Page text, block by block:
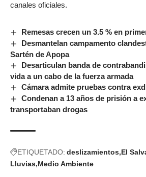
canales oficiales.
Remesas crecen un 3.5 % en
Desmantelan campamento
Sartén de Apopa
Desarticulan banda de
vida a un cabo de la fuerza armada
Cámara admite pruebas contra
Condenan a 13 años de prisión a
transportaban drogas
ETIQUETADO: deslizamientos El
Lluvias Medio Ambiente